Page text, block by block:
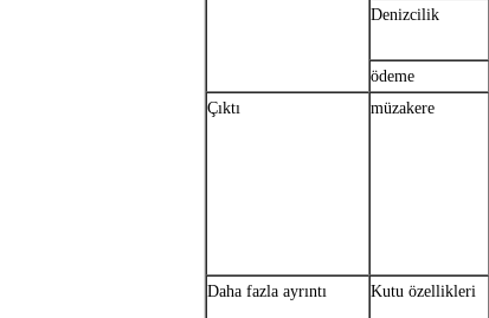
Denizcilik
ödeme
Çıktı
müzakere
Daha fazla ayrıntı
Kutu özellikleri